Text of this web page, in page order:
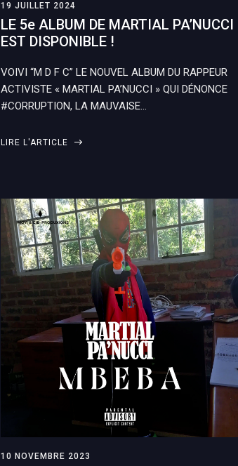
19 JUILLET 2024
LE 5e ALBUM DE MARTIAL PA’NUCCI
EST DISPONIBLE !
VOIVI “M D F C” LE NOUVEL ALBUM DU RAPPEUR
ACTIVISTE « MARTIAL PA’NUCCI » QUI DÉNONCE
#CORRUPTION, LA MAUVAISE…
LIRE L'ARTICLE
10 NOVEMBRE 2023